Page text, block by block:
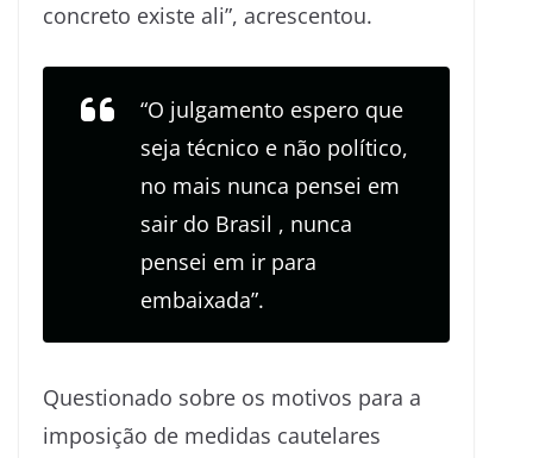
concreto existe ali”, acrescentou.
“O julgamento espero que
seja técnico e não político,
no mais nunca pensei em
sair do Brasil , nunca
pensei em ir para
embaixada”.
Questionado sobre os motivos para a
imposição de medidas cautelares